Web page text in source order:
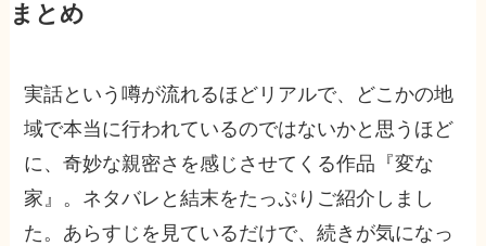
まとめ
実話という噂が流れるほどリアルで、どこかの地
域で本当に行われているのではないかと思うほど
に、奇妙な親密さを感じさせてくる作品『変な
家』。ネタバレと結末をたっぷりご紹介しまし
た。あらすじを見ているだけで、続きが気になっ